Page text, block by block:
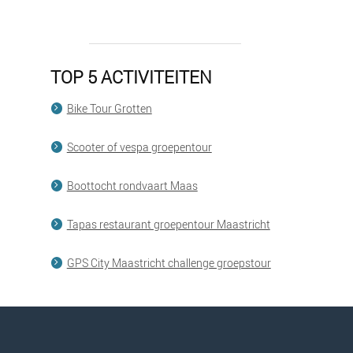
TOP 5 ACTIVITEITEN
Bike Tour Grotten
Scooter of vespa groepentour
Boottocht rondvaart Maas
Tapas restaurant groepentour Maastricht
GPS City Maastricht challenge groepstour